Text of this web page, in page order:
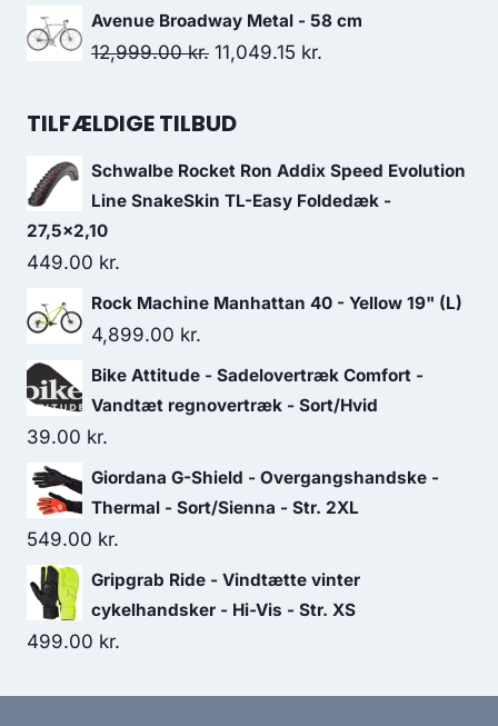
price
was:
price
is:
Avenue Broadway Metal - 58 cm
12,999.00kr. Original
was:
11,049.15 kr.
TILFÆLDIGE TILBUD
Schwalbe Rocket Ron Addix Speed Evolution
Line SnakeSkin TL-Easy Foldedæk -
27,5x2,10
449.00 kr.
Rock Machine Manhattan 40 - Yellow 19" (L)
4,899.00 kr.
Bike Attitude - Sadelovertræk Comfort -
Vandtæt regnovertræk - Sort/Hvid
39.00 kr.
Giordana G-Shield - Overgangshandske -
Thermal - Sort/Sienna - Str. 2XL
549.00 kr.
Gripgrab Ride - Vindtætte vinter
cykelhandsker - Hi-Vis - Str. XS
499.00 kr.